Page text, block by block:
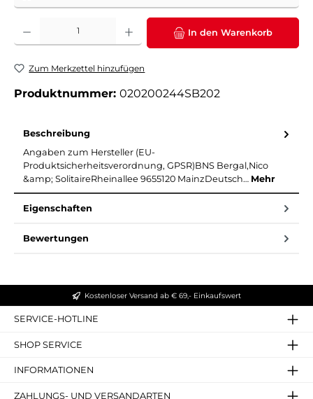
Produkt Anzahl: Gib den gewünschten Wert ein oder benutze die Schaltflächen um
In den Warenkorb
Zum Merkzettel hinzufügen
Produktnummer: 020200244SB202
Beschreibung
Angaben zum Hersteller (EU-
Produktsicherheitsverordnung, GPSR)BNS Bergal,Nico
&amp; SolitaireRheinallee 9655120 MainzDeutsch… Mehr
Eigenschaften
Bewertungen
Kostenloser Versand ab € 69,- Einkaufswert
SERVICE-HOTLINE
SHOP SERVICE
INFORMATIONEN
ZAHLUNGS- UND VERSANDARTEN